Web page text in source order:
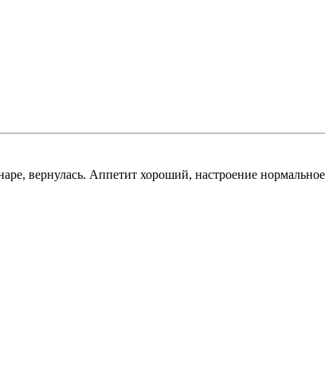
вернулась. Аппетит хороший, настроение